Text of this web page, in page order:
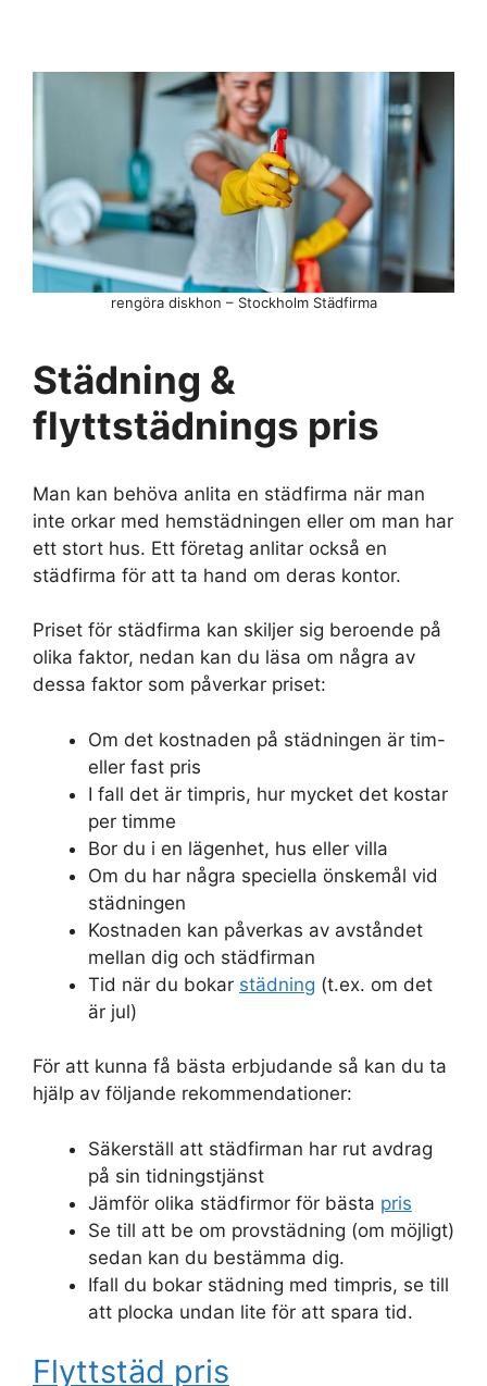
rengöra diskhon – Stockholm Städfirma
Städning &
flyttstädnings pris
Man kan behöva anlita en städfirma när man
inte orkar med hemstädningen eller om man har
ett stort hus. Ett företag anlitar också en
städfirma för att ta hand om deras kontor.
Priset för städfirma kan skiljer sig beroende på
olika faktor, nedan kan du läsa om några av
dessa faktor som påverkar priset:
Om det kostnaden på städningen är tim-
eller fast pris
I fall det är timpris, hur mycket det kostar
per timme
Bor du i en lägenhet, hus eller villa
Om du har några speciella önskemål vid
städningen
Kostnaden kan påverkas av avståndet
mellan dig och städfirman
Tid när du bokar städning (t.ex. om det
är jul)
För att kunna få bästa erbjudande så kan du ta
hjälp av följande rekommendationer:
Säkerställ att städfirman har rut avdrag
på sin tidningstjänst
Jämför olika städfirmor för bästa pris
Se till att be om provstädning (om möjligt)
sedan kan du bestämma dig.
Ifall du bokar städning med timpris, se till
att plocka undan lite för att spara tid.
Flyttstäd pris